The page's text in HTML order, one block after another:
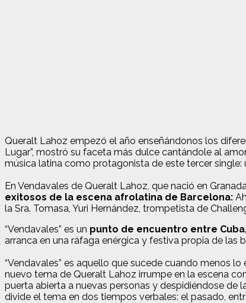
Queralt Lahoz empezó el año enseñándonos los
Lugar”, mostró su faceta más dulce cantándole al
música latina como protagonista de este tercer
En Vendavales de Queralt Lahoz, que nació en
exitosos de la escena afrolatina de Barcelona:
la Sra. Tomasa, Yuri Hernández, trompetista de
“Vendavales” es un punto de encuentro entre
arranca en una ráfaga enérgica y festiva propia de las
“Vendavales” es aquello que sucede cuando menos
nuevo tema de Queralt Lahoz irrumpe en la escena
puerta abierta a nuevas personas y despidiéndose de
divide el tema en dos tiempos verbales: el pasado,